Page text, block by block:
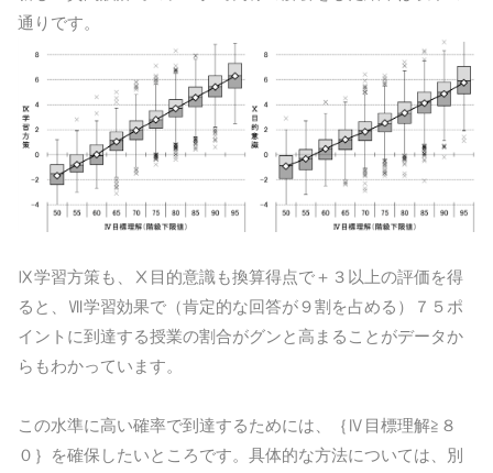
通りです。
Ⅸ学習方策も、Ⅹ目的意識も換算得点で＋３以上の評価を得
ると、Ⅶ学習効果で（肯定的な回答が９割を占める）７５ポ
イントに到達する授業の割合がグンと高まることがデータか
らもわかっています。
この水準に高い確率で到達するためには、｛Ⅳ目標理解≧８
０｝を確保したいところです。具体的な方法については、別